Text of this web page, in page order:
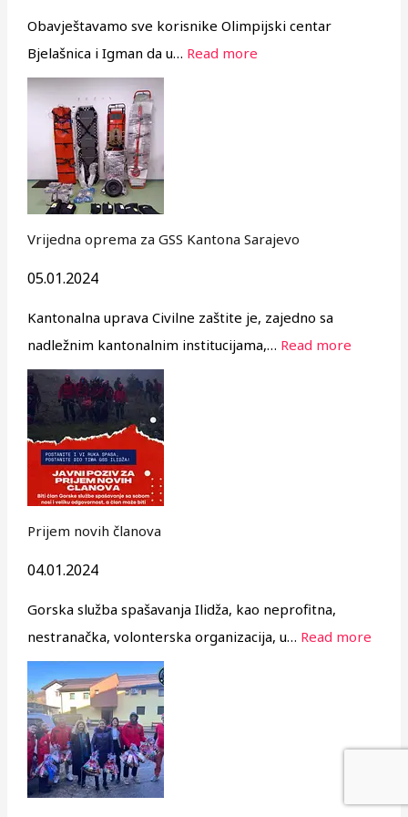
Obavještavamo sve korisnike Olimpijski centar
Bjelašnica i Igman da u… Read more
Vrijedna oprema za GSS Kantona Sarajevo
05.01.2024
Kantonalna uprava Civilne zaštite je, zajedno sa
nadležnim kantonalnim institucijama,… Read more
Prijem novih članova
04.01.2024
Gorska služba spašavanja Ilidža, kao neprofitna,
nestranačka, volonterska organizacija, u… Read more